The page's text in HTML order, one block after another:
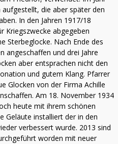
die aber später den
In den Jahren 1917/18
Kriegszwecke abgegeben
Sterbeglocke. Nach Ende des
angeschaffen und drei Jahre
aber entsprachen nicht den
und gutem Klang. Pfarrer
Glocken von der Firma Achille
Am 18. November 1934
heute mit ihrem schönen
Geläute installiert der in den
verbessert wurde. 2013 sind
worden mit neuer